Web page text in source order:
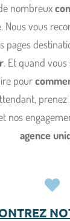
nombreux
. Nous vous
pages
. Et quand
pour
nos
agence